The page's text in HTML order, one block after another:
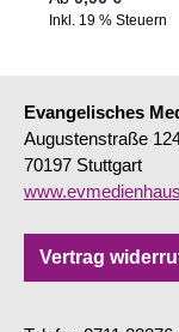
Inkl. 19 % Steuern
Evangelisches
Augustenstraße
70197 Stuttgart
Vertrag